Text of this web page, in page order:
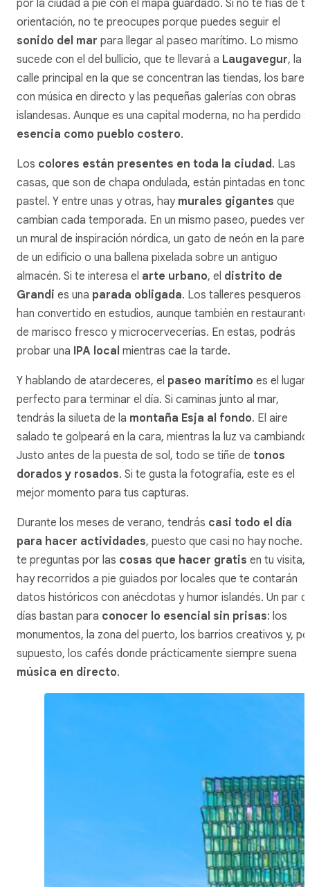
por la ciudad a pie con el mapa guardado. Si no te fías de tu
orientación, no te preocupes porque puedes seguir el
sonido del mar para llegar al paseo marítimo. Lo mismo
sucede con el del bullicio, que te llevará a Laugavegur, la
calle principal en la que se concentran las tiendas, los bares
con música en directo y las pequeñas galerías con obras
islandesas. Aunque es una capital moderna, no ha perdido
esencia como pueblo costero.
Los colores están presentes en toda la ciudad. Las
casas, que son de chapa ondulada, están pintadas en
pastel. Y entre unas y otras, hay murales gigantes que
cambian cada temporada. En un mismo paseo, puedes ver
un mural de inspiración nórdica, un gato de neón en la pared
de un edificio o una ballena pixelada sobre un antiguo
almacén. Si te interesa el arte urbano, el distrito de
Grandi es una parada obligada. Los talleres pesqueros
han convertido en estudios, aunque también en
de marisco fresco y microcervecerías. En estas, podrás
probar una IPA local mientras cae la tarde.
Y hablando de atardeceres, el paseo marítimo es el lugar
perfecto para terminar el día. Si caminas junto al mar,
tendrás la silueta de la montaña Esja al fondo. El aire
salado te golpeará en la cara, mientras la luz va
Justo antes de la puesta de sol, todo se tiñe de tonos
dorados y rosados. Si te gusta la fotografía, este es el
mejor momento para tus capturas.
Durante los meses de verano, tendrás casi todo el día
para hacer actividades, puesto que casi no hay noche.
te preguntas por las cosas que hacer gratis en tu visita,
hay recorridos a pie guiados por locales que te contarán
datos históricos con anécdotas y humor islandés. Un par
días bastan para conocer lo esencial sin prisas: los
monumentos, la zona del puerto, los barrios creativos y,
supuesto, los cafés donde prácticamente siempre suena
música en directo.